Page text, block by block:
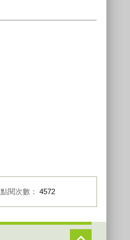
點閱次數： 4572